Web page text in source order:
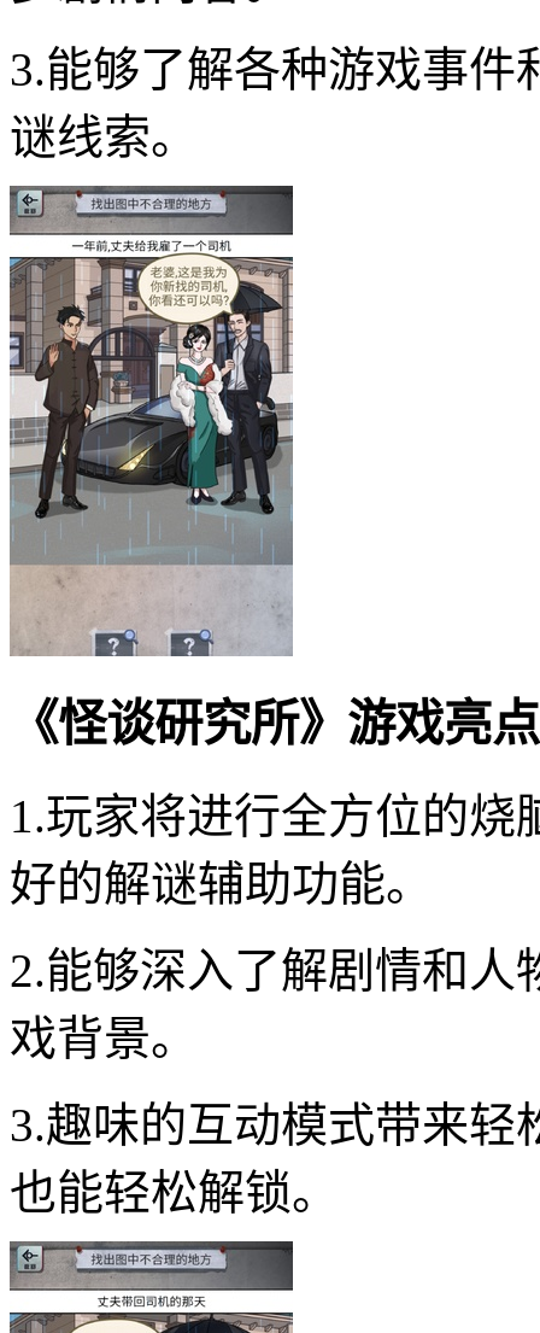
3.能够了解各种游戏事
谜线索。
《怪谈研究所》游戏亮
1.玩家将进行全方位的
好的解谜辅助功能。
2.能够深入了解剧情和
戏背景。
3.趣味的互动模式带来
也能轻松解锁。